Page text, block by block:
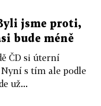
jsme proti,
bude méně
ČD si úterní
s tím ale podle
už...